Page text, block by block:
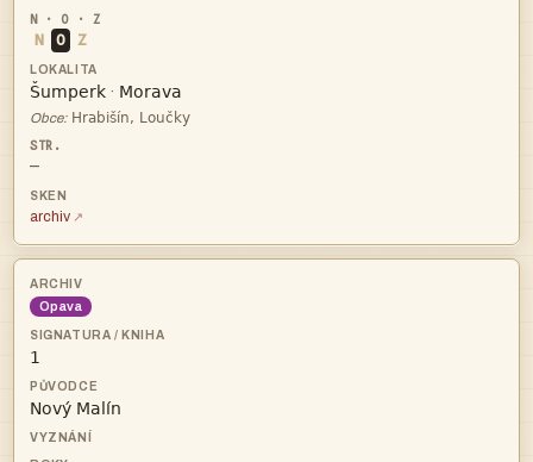
N O Z
 · 
Obce: 
—
archiv
Opava

